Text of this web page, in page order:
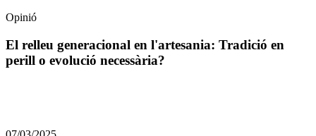
Opinió
El relleu generacional en l'artesania: Tradició en
perill o evolució necessària?